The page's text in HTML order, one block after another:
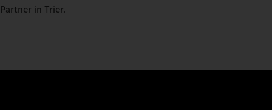
Partner in Trier.